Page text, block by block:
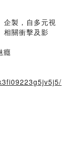
企製，自多元視
相關衝擊及影
癮